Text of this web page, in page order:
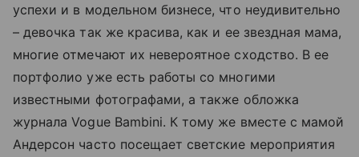
успехи и в модельном бизнесе, что неудивительно
– девочка так же красива, как и ее звездная мама,
многие отмечают их невероятное сходство. В ее
портфолио уже есть работы со многими
известными фотографами, а также обложка
журнала Vogue Bambini. К тому же вместе с мамой
Андерсон часто посещает светские мероприятия